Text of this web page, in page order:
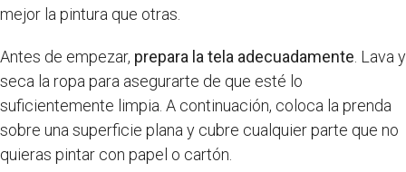
mejor la pintura que otras.
Antes de empezar, prepara la tela adecuadamente . Lava y
seca la ropa para asegurarte de que esté lo
suficientemente limpia. A continuación, coloca la prenda
sobre una superficie plana y cubre cualquier parte que no
quieras pintar con papel o cartón.